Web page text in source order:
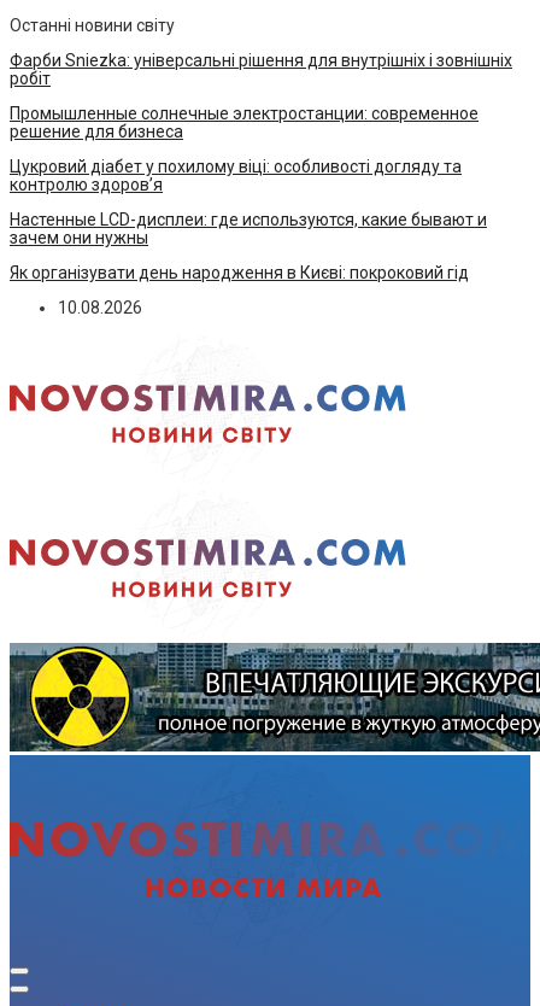
Останні новини світу
Фарби Sniezka: універсальні рішення для внутрішніх і зовнішніх
робіт
Промышленные солнечные электростанции: современное
решение для бизнеса
Цукровий діабет у похилому віці: особливості догляду та
контролю здоров’я
Настенные LCD-дисплеи: где используются, какие бывают и
зачем они нужны
Як організувати день народження в Києві: покроковий гід
10.08.2026